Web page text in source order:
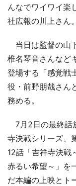
んなでワイワイ楽
社広報の川上さん。
当日は監督の山
椎名琴音さんなど
登場する「感覚戦
役・前野朋哉さん
務める。
7月2日の最終話
寺決戦シリーズ、
12話「吉祥寺決戦
赤るい希望～」を
だ本編の上映とト